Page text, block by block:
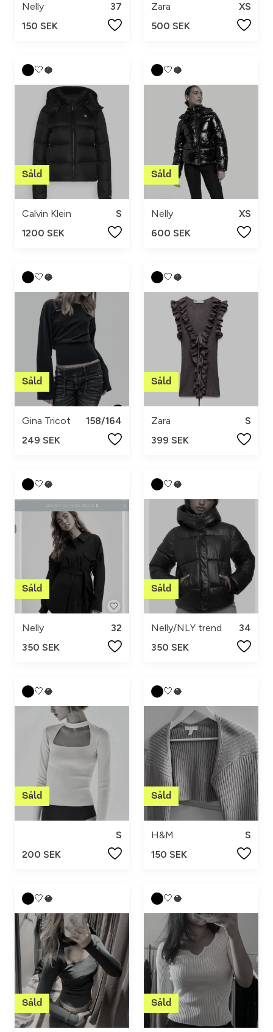
Nelly
37
150 SEK
Zara
XS
500 SEK
🤍🥥
Calvin Klein
S
1200 SEK
🤍🥥
Nelly
XS
600 SEK
🤍🥥
Gina Tricot
158/164
249 SEK
🤍🥥
Zara
S
399 SEK
🤍🥥
Nelly
32
350 SEK
🤍🥥
Nelly/NLY trend
34
350 SEK
🤍🥥
S
200 SEK
🤍🥥
H&M
S
150 SEK
🤍🥥 🤍🥥